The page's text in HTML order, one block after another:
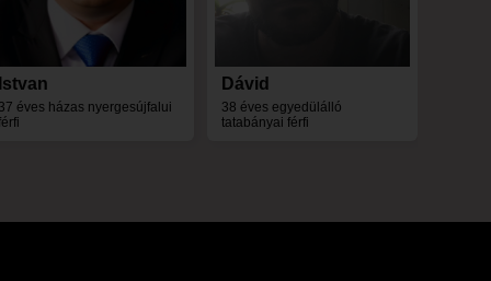
Istvan
37 éves házas nyergesújfalui
Dávid
38 éves egyedülálló
tatabányai férfi